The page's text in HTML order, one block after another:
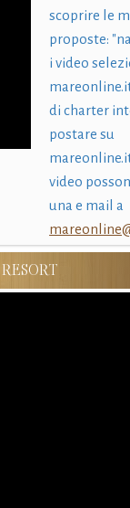
scoprire le
proposte:
i video
di charter
postare su
video
una e mail a